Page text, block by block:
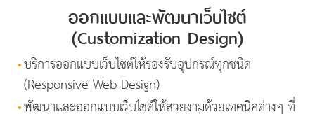
ออกแบบและพัฒนาเว็บไซต์
(Customization Design)
•บริการออกแบบเว็บไซต์ให้รองรับอุปกรณ์ทุกชนิด
(Responsive Web Design)
•พัฒนาและออกแบบเว็บไซต์ให้สวยงามด้วยเทคนิคต่างๆ ที่